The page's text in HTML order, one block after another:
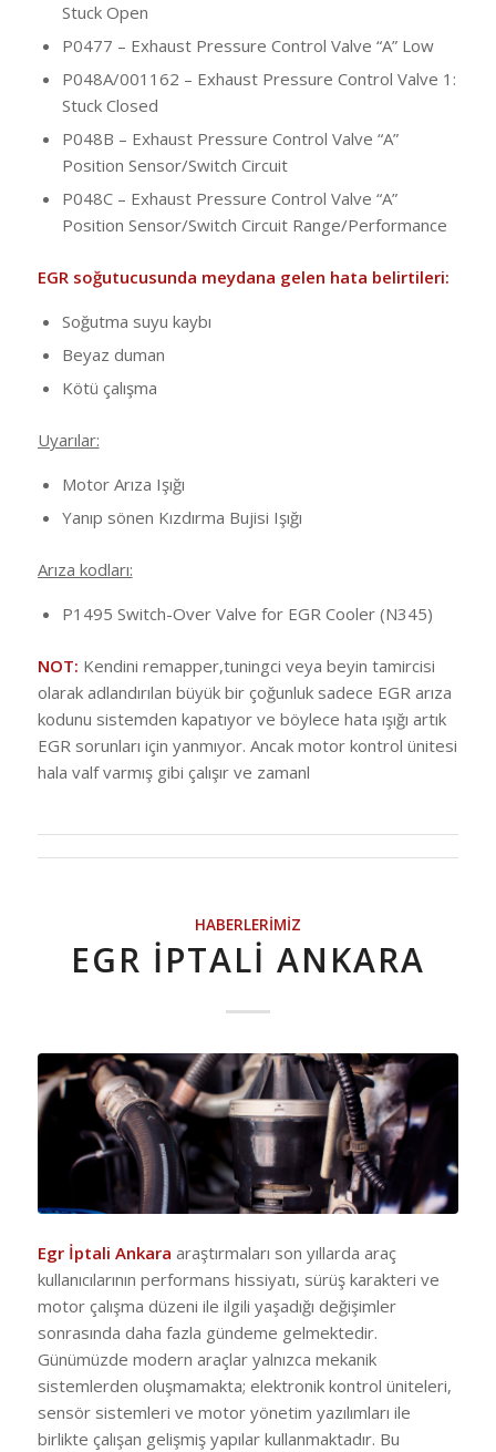
Stuck Open
P0477 – Exhaust Pressure Control Valve “A” Low
P048A/001162 – Exhaust Pressure Control Valve 1:
Stuck Closed
P048B – Exhaust Pressure Control Valve “A”
Position Sensor/Switch Circuit
P048C – Exhaust Pressure Control Valve “A”
Position Sensor/Switch Circuit Range/Performance
EGR soğutucusunda meydana gelen hata belirtileri:
Soğutma suyu kaybı
Beyaz duman
Kötü çalışma
Uyarılar:
Motor Arıza Işığı
Yanıp sönen Kızdırma Bujisi Işığı
Arıza kodları:
P1495 Switch-Over Valve for EGR Cooler (N345)
NOT: Kendini remapper,tuningci veya beyin tamircisi
olarak adlandırılan büyük bir çoğunluk sadece EGR arıza
kodunu sistemden kapatıyor ve böylece hata ışığı artık
EGR sorunları için yanmıyor. Ancak motor kontrol ünitesi
hala valf varmış gibi çalışır ve zamanl
HABERLERIMIZ
EGR İPTALİ ANKARA
Egr İptali Ankara araştırmaları son yıllarda araç
kullanıcılarının performans hissiyatı, sürüş karakteri ve
motor çalışma düzeni ile ilgili yaşadığı değişimler
sonrasında daha fazla gündeme gelmektedir.
Günümüzde modern araçlar yalnızca mekanik
sistemlerden oluşmamakta; elektronik kontrol üniteleri,
sensör sistemleri ve motor yönetim yazılımları ile
birlikte çalışan gelişmiş yapılar kullanmaktadır. Bu